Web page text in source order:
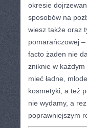
okresie
sposobów na
wiesz także oraz
pomarańczowej
facto żaden nie
zniknie w
mieć ładne,
kosmetyki, a też
nie wydamy, a
poprawniejszym